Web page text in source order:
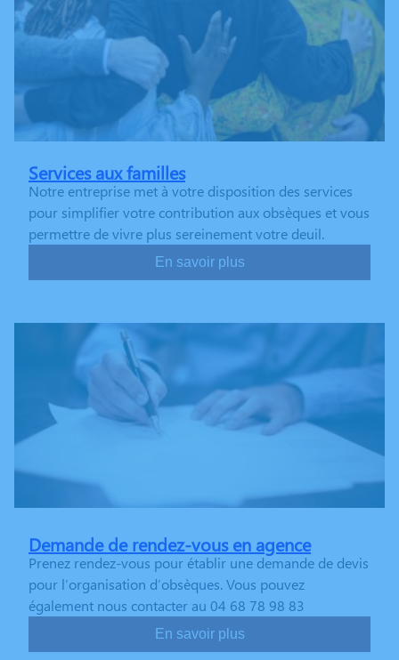
Services aux familles
Notre entreprise met à votre disposition des services
pour simplifier votre contribution aux obsèques et vous
permettre de vivre plus sereinement votre deuil.
En savoir plus
Demande de rendez-vous en agence
Prenez rendez-vous pour établir une demande de devis
pour l’organisation d’obsèques. Vous pouvez
également nous contacter au 04 68 78 98 83
En savoir plus